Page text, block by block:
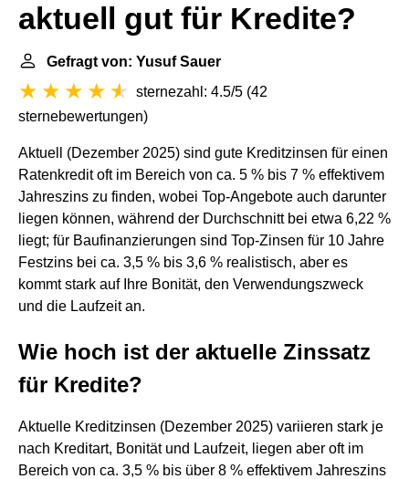
aktuell gut für Kredite?
Gefragt von: Yusuf Sauer
sternezahl: 4.5/5 (42
sternebewertungen)
Aktuell (Dezember 2025) sind gute Kreditzinsen für einen
Ratenkredit oft im Bereich von ca. 5 % bis 7 % effektivem
Jahreszins zu finden, wobei Top-Angebote auch darunter
liegen können, während der Durchschnitt bei etwa 6,22 %
liegt; für Baufinanzierungen sind Top-Zinsen für 10 Jahre
Festzins bei ca. 3,5 % bis 3,6 % realistisch, aber es
kommt stark auf Ihre Bonität, den Verwendungszweck
und die Laufzeit an.
Wie hoch ist der aktuelle Zinssatz
für Kredite?
Aktuelle Kreditzinsen (Dezember 2025) variieren stark je
nach Kreditart, Bonität und Laufzeit, liegen aber oft im
Bereich von ca. 3,5 % bis über 8 % effektivem Jahreszins